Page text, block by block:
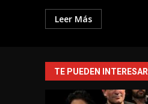
Leer Más
TE PUEDEN INTERESAR